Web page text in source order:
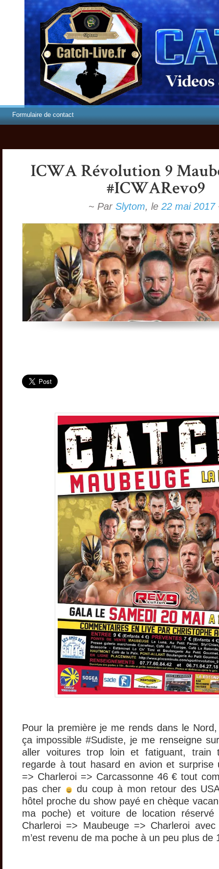
Formulaire de contact
~ Par Slytom, le 22 mai 2017
Pour la première je me rends dans le
ça impossible #Sudiste, je me renseigne
aller voitures trop loin et fatiguant, train
regarde à tout hasard en avion et surprise
=> Charleroi => Carcassonne 46 € tout
pas cher
du coup à mon retour des
hôtel proche du show payé en chèque
ma poche) et voiture de location
Charleroi => Maubeuge => Charleroi
m’est revenu de ma poche à un peu plus de